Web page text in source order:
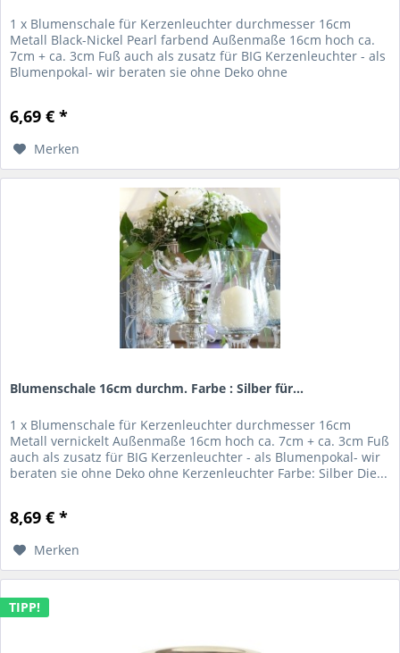
1 x Blumenschale für Kerzenleuchter durchmesser 16cm
Metall Black-Nickel Pearl farbend Außenmaße 16cm hoch ca.
7cm + ca. 3cm Fuß auch als zusatz für BIG Kerzenleuchter - als
Blumenpokal- wir beraten sie ohne Deko ohne
6,69 € *
Merken
Blumenschale 16cm durchm. Farbe : Silber für...
1 x Blumenschale für Kerzenleuchter durchmesser 16cm
Metall vernickelt Außenmaße 16cm hoch ca. 7cm + ca. 3cm Fuß
auch als zusatz für BIG Kerzenleuchter - als Blumenpokal- wir
beraten sie ohne Deko ohne Kerzenleuchter Farbe: Silber Die...
8,69 € *
Merken
TIPP!